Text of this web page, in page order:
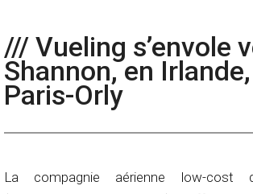
/// Vueling s’envole
Shannon, en
Paris-Orly
La compagnie aérienne low-cost